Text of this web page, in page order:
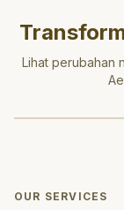
Lihat perubahan
OUR SERVICES